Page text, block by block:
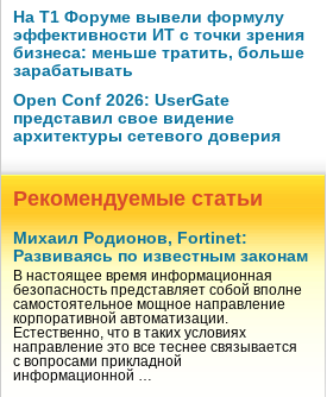
На Т1 Форуме вывели формулу
эффективности ИТ с точки зрения
бизнеса: меньше тратить, больше
зарабатывать
Open Conf 2026: UserGate
представил свое видение
архитектуры сетевого доверия
Рекомендуемые статьи
Михаил Родионов, Fortinet:
Развиваясь по известным законам
В настоящее время информационная
безопасность представляет собой вполне
самостоятельное мощное направление
корпоративной автоматизации.
Естественно, что в таких условиях
направление это все теснее связывается
с вопросами прикладной
информационной …